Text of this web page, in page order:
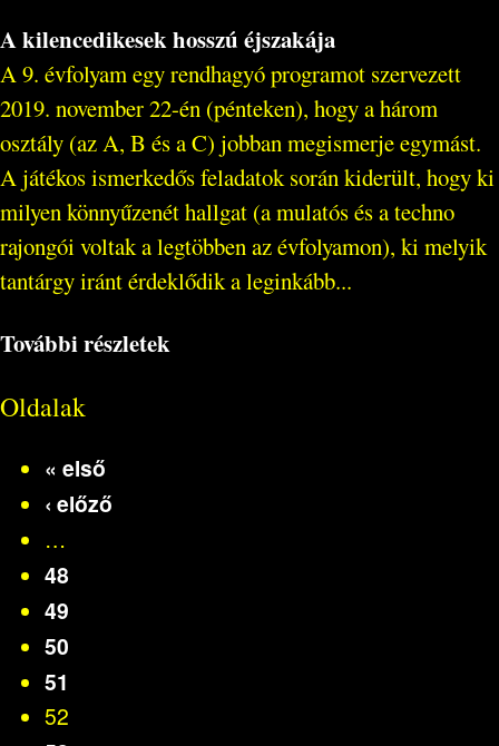
A kilencedikesek hosszú éjszakája
A 9. évfolyam egy rendhagyó programot szervezett
2019. november 22-én (pénteken), hogy a három
osztály (az A, B és a C) jobban megismerje egymást.
A játékos ismerkedős feladatok során kiderült, hogy ki
milyen könnyűzenét hallgat (a mulatós és a techno
rajongói voltak a legtöbben az évfolyamon), ki melyik
tantárgy iránt érdeklődik a leginkább...
További részletek
Oldalak
« első
‹ előző
…
48
49
50
51
52